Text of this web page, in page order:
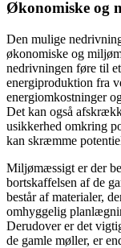
Økonomiske og
Den mulige
økonomiske og
nedrivningen føre til
energiproduktion fra
energiomkostninger
Det kan også
usikkerhed omkring
kan skræmme
Miljømæssigt er der
bortskaffelsen af de
består af materialer,
omhyggelig
Derudover er det
de gamle møller, er